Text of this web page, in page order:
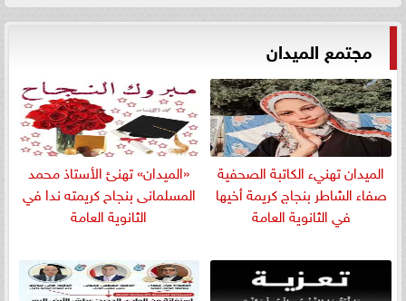
مجتمع الميدان
الميدان تهنيء الكاتبة الصحفية
صفاء الشاطر بنجاج كريمة أخيها
في الثانوية العامة
«الميدان» تهنئ الأستاذ محمد
المسلمانى بنجاح كريمته ندا في
الثانوية العامة